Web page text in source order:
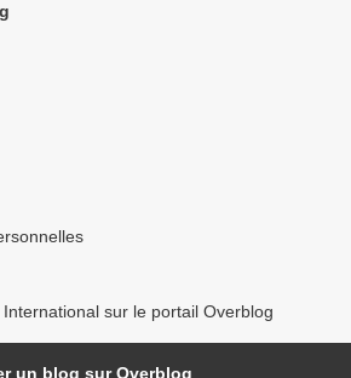
sur le portail Overblog
un blog sur Overblog